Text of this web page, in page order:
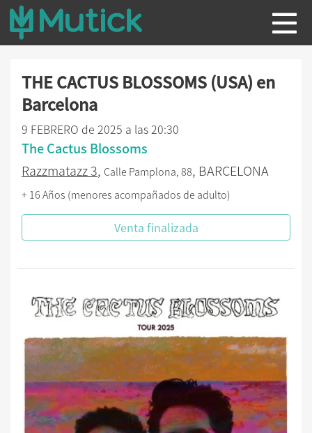
THE CACTUS BLOSSOMS (USA) en
Barcelona
9 FEBRERO de 2025 a las 20:30
The Cactus Blossoms
Razzmatazz 3, Calle Pamplona, 88, BARCELONA
+ 16 Años (menores acompañados de adulto)
Venta finalizada